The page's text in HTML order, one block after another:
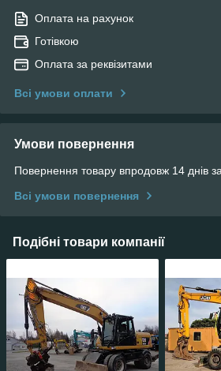
Оплата на рахунок
Готівкою
Оплата за реквізитами
Всі умови оплати
Умови повернення
Повернення товару впродовж 14 днів
Всі умови повернення
Подібні товари компанії